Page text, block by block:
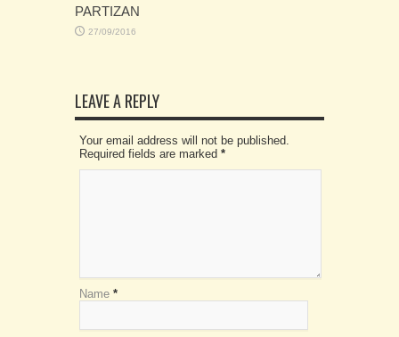
PARTIZAN
27/09/2016
LEAVE A REPLY
Your email address will not be published.
Required fields are marked *
Name *